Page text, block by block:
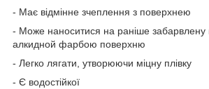
- Має відмінне зчеплення з поверхнею
- Може наноситися на раніше забарвлену
алкидной фарбою поверхню
- Легко лягати, утворюючи міцну плівку
- Є водостійкої